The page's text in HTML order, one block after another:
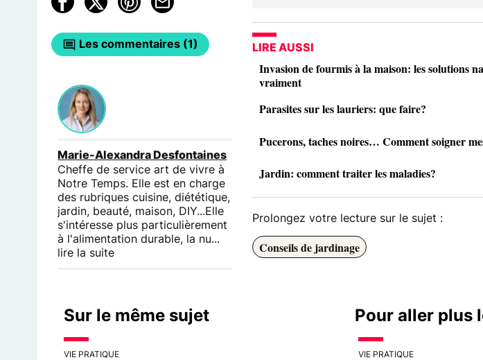
LIRE AUSSI
Invasion de fourmis à la maison: les solutions
vraiment
Parasites sur les lauriers: que faire?
Pucerons, taches noires… Comment soigner
Jardin: comment traiter les maladies?
Prolongez votre lecture sur le sujet :
Conseils de jardinage
Les commentaires (1)
Marie-Alexandra Desfontaines
Cheffe de service art de vivre à
Notre Temps. Elle est en charge
des rubriques cuisine, diététique,
jardin, beauté, maison, DIY...Elle
s'intéresse plus particulièrement
à l'alimentation durable, la nu...
lire la suite
Sur le même sujet Pour aller plus
VIE PRATIQUE VIE PRATIQUE